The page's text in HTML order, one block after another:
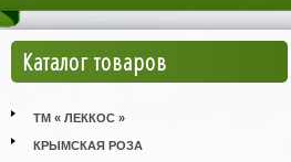
Каталог товаров
ТМ « ЛЕККОС »
КРЫМСКАЯ РОЗА